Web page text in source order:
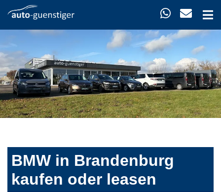
BMW in Brandenburg
kaufen oder leasen